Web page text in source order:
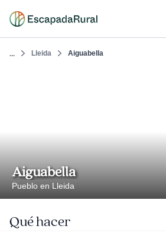
... Lleida Aiguabella
Aiguabella
Pueblo en Lleida
Qué hacer